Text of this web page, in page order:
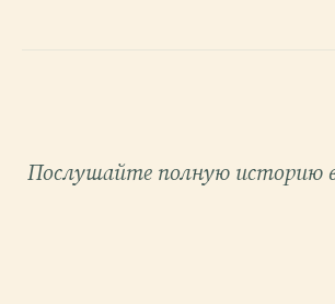
Послушайте полную историю